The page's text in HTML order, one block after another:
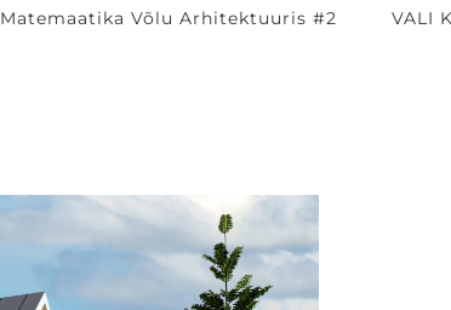
Matemaatika Võlu Arhitektuuris #2 VALI